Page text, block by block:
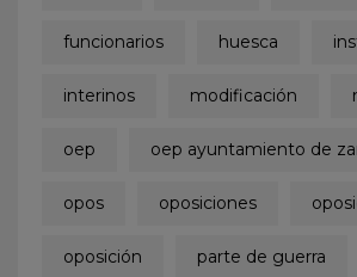
funcionarios huesca
interinos modificación
oep oep ayuntamiento de
opos oposiciones
oposición parte de guerra